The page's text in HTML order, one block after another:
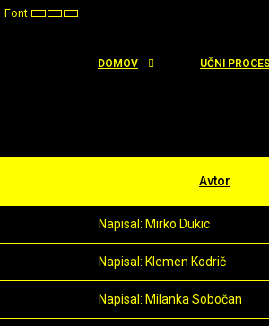
Font
SetSetSet
DOMOV UČNI PROCES
Avtor
Napisal: Mirko Dukic
Napisal: Klemen Kodrič
Napisal: Milanka Sobočan